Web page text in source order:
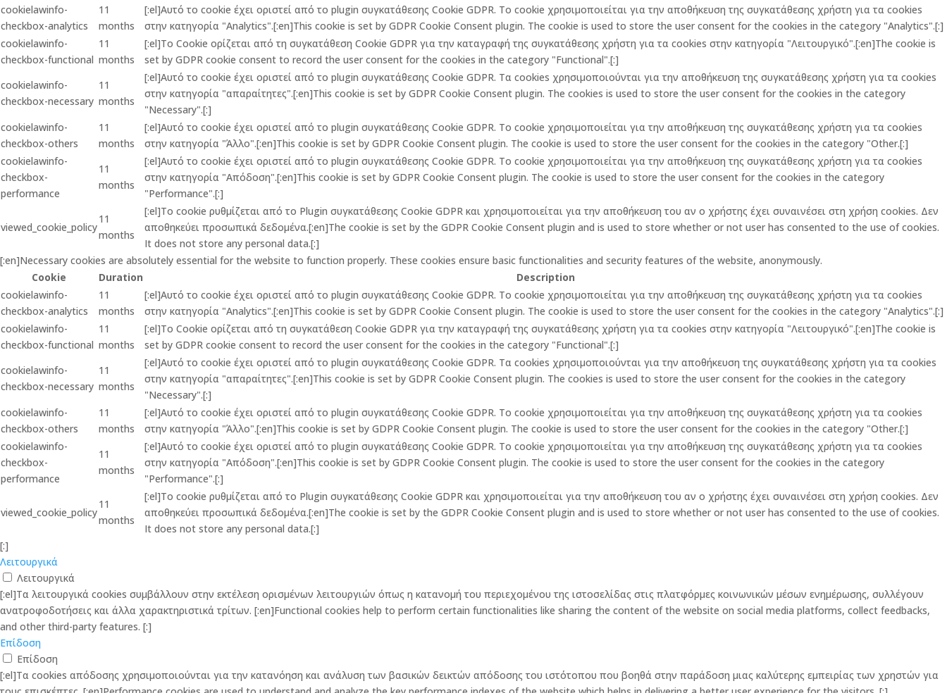
cookielawinfo-
checkbox-analytics
11
months
[:el]Αυτό το cookie έχει οριστεί από το plugin συγκατάθεσης Cookie GDPR. Το cookie χρησιμοποιείται για την αποθήκευση της συγκατάθεσης χρήστη για τα cookies
στην κατηγορία "Analytics".[:en]This cookie is set by GDPR Cookie Consent plugin. The cookie is used to store the user consent for the cookies in the category "Analytics".[:]
cookielawinfo-
checkbox-functional
11
months
[:el]Το Cookie ορίζεται από τη συγκατάθεση Cookie GDPR για την καταγραφή της συγκατάθεσης χρήστη για τα cookies στην κατηγορία "Λειτουργικό".[:en]The cookie is
set by GDPR cookie consent to record the user consent for the cookies in the category "Functional".[:]
cookielawinfo-
checkbox-necessary
11
months
[:el]Αυτό το cookie έχει οριστεί από το plugin συγκατάθεσης Cookie GDPR. Τα cookies χρησιμοποιούνται για την αποθήκευση της συγκατάθεσης χρήστη για τα cookies
στην κατηγορία "απαραίτητες".[:en]This cookie is set by GDPR Cookie Consent plugin. The cookies is used to store the user consent for the cookies in the category
"Necessary".[:]
cookielawinfo-
checkbox-others
11
months
[:el]Αυτό το cookie έχει οριστεί από το plugin συγκατάθεσης Cookie GDPR. Το cookie χρησιμοποιείται για την αποθήκευση της συγκατάθεσης χρήστη για τα cookies
στην κατηγορία "Άλλο".[:en]This cookie is set by GDPR Cookie Consent plugin. The cookie is used to store the user consent for the cookies in the category "Other.[:]
cookielawinfo-
checkbox-
performance
11
months
[:el]Αυτό το cookie έχει οριστεί από το plugin συγκατάθεσης Cookie GDPR. Το cookie χρησιμοποιείται για την αποθήκευση της συγκατάθεσης χρήστη για τα cookies
στην κατηγορία "Απόδοση".[:en]This cookie is set by GDPR Cookie Consent plugin. The cookie is used to store the user consent for the cookies in the category
"Performance".[:]
viewed_cookie_policy
11
months
[:el]Το cookie ρυθμίζεται από το Plugin συγκατάθεσης Cookie GDPR και χρησιμοποιείται για την αποθήκευση του αν ο χρήστης έχει συναινέσει στη χρήση cookies. Δεν
αποθηκεύει προσωπικά δεδομένα.[:en]The cookie is set by the GDPR Cookie Consent plugin and is used to store whether or not user has consented to the use of cookies.
It does not store any personal data.[:]
[:en]Necessary cookies are absolutely essential for the website to function properly. These cookies ensure basic functionalities and security features of the website, anonymously.
Cookie
Duration
Description
cookielawinfo-
checkbox-analytics
11
months
[:el]Αυτό το cookie έχει οριστεί από το plugin συγκατάθεσης Cookie GDPR. Το cookie χρησιμοποιείται για την αποθήκευση της συγκατάθεσης χρήστη για τα cookies
στην κατηγορία "Analytics".[:en]This cookie is set by GDPR Cookie Consent plugin. The cookie is used to store the user consent for the cookies in the category "Analytics".[:]
cookielawinfo-
checkbox-functional
11
months
[:el]Το Cookie ορίζεται από τη συγκατάθεση Cookie GDPR για την καταγραφή της συγκατάθεσης χρήστη για τα cookies στην κατηγορία "Λειτουργικό".[:en]The cookie is
set by GDPR cookie consent to record the user consent for the cookies in the category "Functional".[:]
cookielawinfo-
checkbox-necessary
11
months
[:el]Αυτό το cookie έχει οριστεί από το plugin συγκατάθεσης Cookie GDPR. Τα cookies χρησιμοποιούνται για την αποθήκευση της συγκατάθεσης χρήστη για τα cookies
στην κατηγορία "απαραίτητες".[:en]This cookie is set by GDPR Cookie Consent plugin. The cookies is used to store the user consent for the cookies in the category
"Necessary".[:]
cookielawinfo-
checkbox-others
11
months
[:el]Αυτό το cookie έχει οριστεί από το plugin συγκατάθεσης Cookie GDPR. Το cookie χρησιμοποιείται για την αποθήκευση της συγκατάθεσης χρήστη για τα cookies
στην κατηγορία "Άλλο".[:en]This cookie is set by GDPR Cookie Consent plugin. The cookie is used to store the user consent for the cookies in the category "Other.[:]
cookielawinfo-
checkbox-
performance
11
months
[:el]Αυτό το cookie έχει οριστεί από το plugin συγκατάθεσης Cookie GDPR. Το cookie χρησιμοποιείται για την αποθήκευση της συγκατάθεσης χρήστη για τα cookies
στην κατηγορία "Απόδοση".[:en]This cookie is set by GDPR Cookie Consent plugin. The cookie is used to store the user consent for the cookies in the category
"Performance".[:]
viewed_cookie_policy
11
months
[:el]Το cookie ρυθμίζεται από το Plugin συγκατάθεσης Cookie GDPR και χρησιμοποιείται για την αποθήκευση του αν ο χρήστης έχει συναινέσει στη χρήση cookies. Δεν
αποθηκεύει προσωπικά δεδομένα.[:en]The cookie is set by the GDPR Cookie Consent plugin and is used to store whether or not user has consented to the use of cookies.
It does not store any personal data.[:]
[:]
Λειτουργικά
Λειτουργικά
[:el]Τα λειτουργικά cookies συμβάλλουν στην εκτέλεση ορισμένων λειτουργιών όπως η κατανομή του περιεχομένου της ιστοσελίδας στις πλατφόρμες κοινωνικών μέσων ενημέρωσης, συλλέγουν
ανατροφοδοτήσεις και άλλα χαρακτηριστικά τρίτων. [:en]Functional cookies help to perform certain functionalities like sharing the content of the website on social media platforms, collect feedbacks,
and other third-party features. [:]
Επίδοση
Επίδοση
[:el]Τα cookies απόδοσης χρησιμοποιούνται για την κατανόηση και ανάλυση των βασικών δεικτών απόδοσης του ιστότοπου που βοηθά στην παράδοση μιας καλύτερης εμπειρίας των χρηστών για